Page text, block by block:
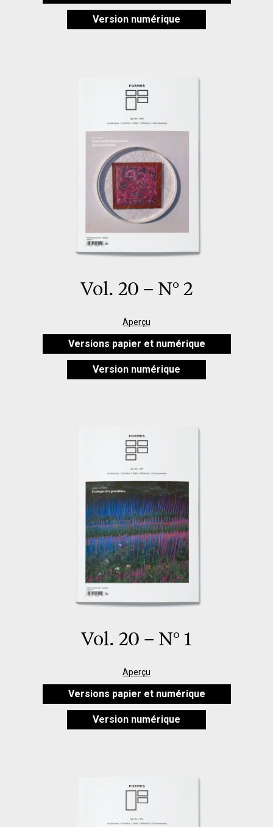
Version numérique
Vol. 20 – N° 2
Aperçu
Versions papier et numérique
Version numérique
Vol. 20 – N° 1
Aperçu
Versions papier et numérique
Version numérique